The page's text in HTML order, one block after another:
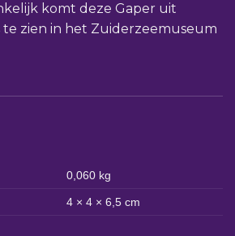
komt deze Gaper uit
te zien in het Zuiderzeemuseum
0,060 kg
4 × 4 × 6,5 cm